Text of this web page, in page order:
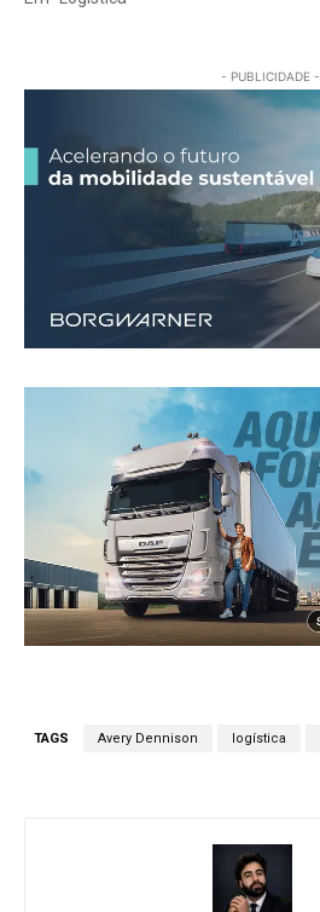
- PUBLICIDADE -
TAGS Avery Dennison logística